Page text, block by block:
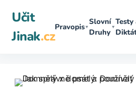
obsah
Učit
Jinak.cz
Pravopis▼
Slovní
Druhy
▼
Testy